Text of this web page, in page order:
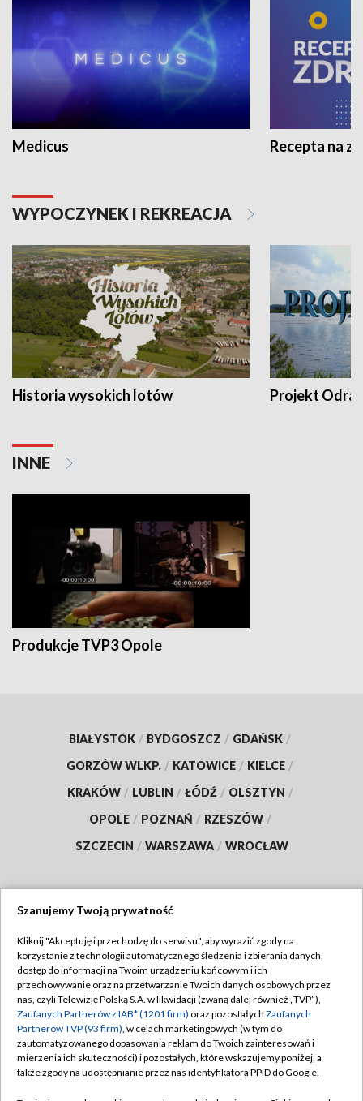
Medicus Recepta na
WYPOCZYNEK I REKREACJA
Historia wysokich lotów Projekt Odra
INNE
Produkcje TVP3 Opole
BIAŁYSTOK / BYDGOSZCZ / GDAŃSK /
GORZÓW WLKP. / KATOWICE / KIELCE /
KRAKÓW / LUBLIN / ŁÓDŹ / OLSZTYN /
OPOLE / POZNAŃ / RZESZÓW /
SZCZECIN / WARSZAWA / WROCŁAW
TVP
Abonament TVP
Emisja w TVP
Centrum informacji TVP
Naziemna Telewizja Cyfrowa
Regulamin TVP
Polityka prywatności
Moje zgody
Pomoc
Szanujemy Twoją prywatność
Kliknij "Akceptuję i przechodzę do serwisu", aby wyrazić zgody na
korzystanie z technologii automatycznego śledzenia i zbierania danych,
dostęp do informacji na Twoim urządzeniu końcowym i ich
przechowywanie oraz na przetwarzanie Twoich danych osobowych przez
nas, czyli Telewizję Polską S.A. w likwidacji (zwaną dalej również „TVP”),
Zaufanych Partnerów z IAB* (1201 firm) oraz pozostałych Zaufanych
Partnerów TVP (93 firm), w celach marketingowych (w tym do
zautomatyzowanego dopasowania reklam do Twoich zainteresowań i
mierzenia ich skuteczności) i pozostałych, które wskazujemy poniżej, a
także zgody na udostępnianie przez nas identyfikatora PPID do Google.